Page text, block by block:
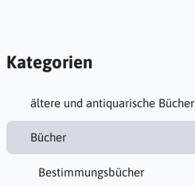
Kategorien
ältere und antiquarische Bücher
Bücher
Bestimmungsbücher